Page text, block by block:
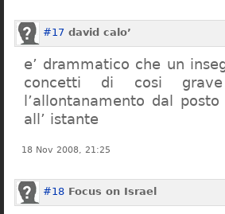
#17 david calo’
e’ drammatico che un
concetti di cosi
l’allontanamento dal
all’ istante
18 Nov 2008, 21:25
#18 Focus on Israel